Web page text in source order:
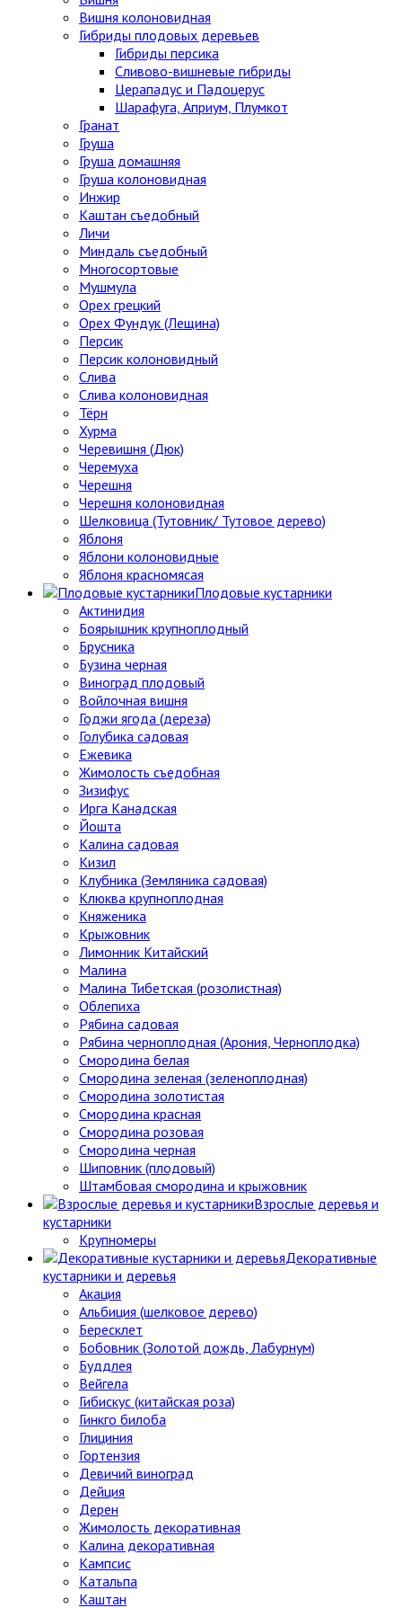
Вишня колоновидная
Гибриды плодовых деревьев
Гибриды персика
Сливово-вишневые гибриды
Церападус и Падоцерус
Шарафуга, Априум, Плумкот
Гранат
Груша
Груша домашняя
Груша колоновидная
Инжир
Каштан съедобный
Личи
Миндаль съедобный
Многосортовые
Мушмула
Орех грецкий
Орех Фундук (Лещина)
Персик
Персик колоновидный
Слива
Слива колоновидная
Тёрн
Хурма
Черевишня (Дюк)
Черемуха
Черешня
Черешня колоновидная
Шелковица (Тутовник/ Тутовое дерево)
Яблоня
Яблони колоновидные
Яблоня красномясая
Плодовые кустарники
Актинидия
Боярышник крупноплодный
Брусника
Бузина черная
Виноград плодовый
Войлочная вишня
Годжи ягода (дереза)
Голубика садовая
Ежевика
Жимолость съедобная
Зизифус
Ирга Канадская
Йошта
Калина садовая
Кизил
Клубника (Земляника садовая)
Клюква крупноплодная
Княженика
Крыжовник
Лимонник Китайский
Малина
Малина Тибетская (розолистная)
Облепиха
Рябина садовая
Рябина черноплодная (Арония, Черноплодка)
Смородина белая
Смородина зеленая (зеленоплодная)
Смородина золотистая
Смородина красная
Смородина розовая
Смородина черная
Шиповник (плодовый)
Штамбовая смородина и крыжовник
Взрослые деревья и
кустарники
Крупномеры
Декоративные
кустарники и деревья
Акация
Альбиция (шелковое дерево)
Бересклет
Бобовник (Золотой дождь, Лабурнум)
Буддлея
Вейгела
Гибискус (китайская роза)
Гинкго билоба
Глициния
Гортензия
Девичий виноград
Дейция
Дерен
Жимолость декоративная
Калина декоративная
Кампсис
Катальпа
Каштан